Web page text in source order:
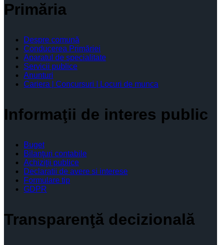
Primăria
Despre comună
Conducerea Primăriei
Aparatul de specialitate
Servicii publice
Anunturi
Cariera | Concursuri | Locuri de munca
Informaţii de interes public
Buget
Bilanţuri contabile
Achiziţii publice
Declaratii de avere si interese
Formulare tip
GDPR
Transparenţă decizională